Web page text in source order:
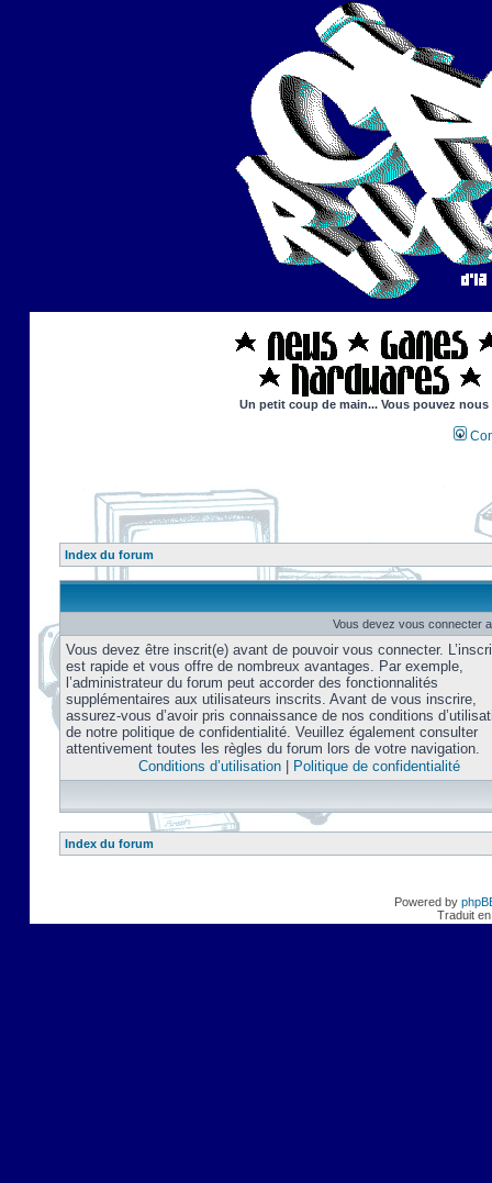
Un petit coup de main... Vous pouvez
Index du forum
Vous devez vous connecter
Vous devez être inscrit(e) avant de pouvoir vous connecter.
est rapide et vous offre de nombreux avantages. Par exemple,
l’administrateur du forum peut accorder des fonctionnalités
supplémentaires aux utilisateurs inscrits. Avant de vous inscrire,
assurez-vous d’avoir pris connaissance de nos conditions
de notre politique de confidentialité. Veuillez également consulter
attentivement toutes les règles du forum lors de votre navigation.
Conditions d’utilisation| Politique de confidentialité
Index du forum
Powered by
Traduit